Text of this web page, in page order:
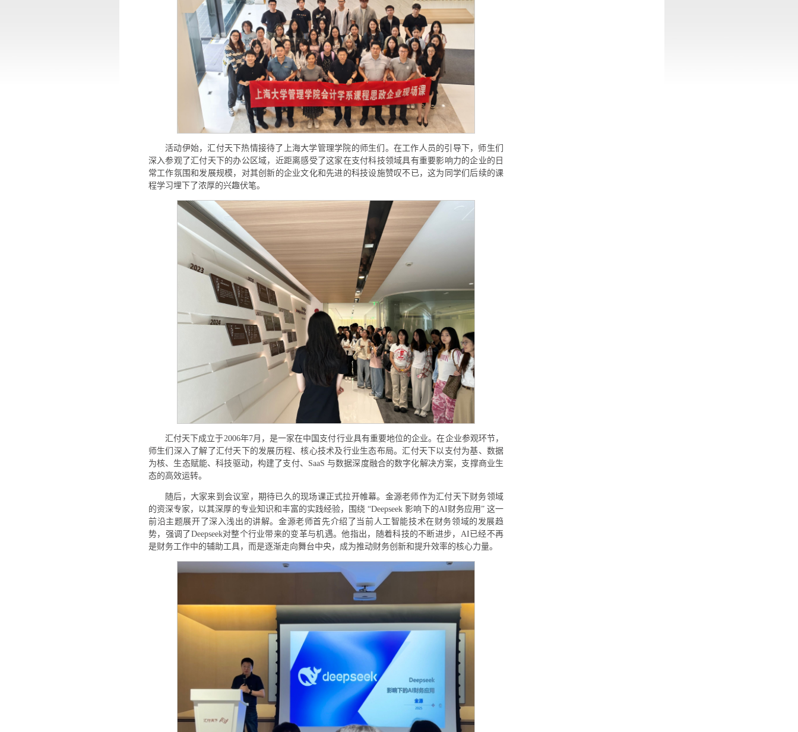
活动伊始，汇付天下热情接待了上海大学管理学院的师生们。在工作人员的引导下，师生们
深入参观了汇付天下的办公区域，近距离感受了这家在支付科技领域具有重要影响力的企业的日
常工作氛围和发展规模，对其创新的企业文化和先进的科技设施赞叹不已，这为同学们后续的课
程学习埋下了浓厚的兴趣伏笔。
汇付天下成立于2006年7月，是一家在中国支付行业具有重要地位的企业。在企业参观环节，
师生们深入了解了汇付天下的发展历程、核心技术及行业生态布局。汇付天下以支付为基、数据
为核、生态赋能、科技驱动，构建了支付、SaaS 与数据深度融合的数字化解决方案，支撑商业生
态的高效运转。
随后，大家来到会议室，期待已久的现场课正式拉开帷幕。金源老师作为汇付天下财务领域
的资深专家，以其深厚的专业知识和丰富的实践经验，围绕 “Deepseek 影响下的AI财务应用” 这一
前沿主题展开了深入浅出的讲解。金源老师首先介绍了当前人工智能技术在财务领域的发展趋
势，强调了Deepseek对整个行业带来的变革与机遇。他指出，随着科技的不断进步，AI已经不再
是财务工作中的辅助工具，而是逐渐走向舞台中央，成为推动财务创新和提升效率的核心力量。